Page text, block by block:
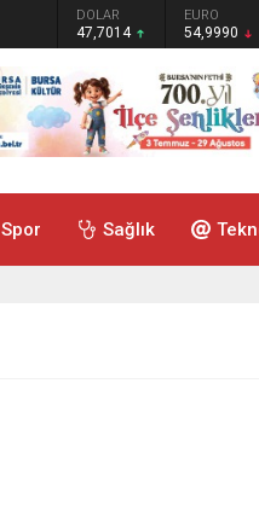
DOLAR
47,7014
EURO
54,9990
Spor Sağlık